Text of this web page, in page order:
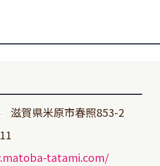
滋賀県米原市春照853-2
tatami.com/